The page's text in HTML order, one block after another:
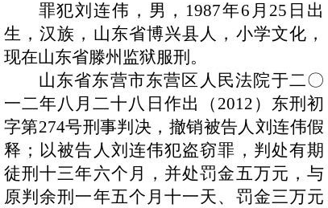
罪犯刘连伟，男， 1987年6 月 25 日出
生，汉族，山东省博兴县人，小学文化，
现在山东省滕州监狱服刑。
山东省东营市东营区人民法院于二〇
一二年八月二十八日作出（ 2012 ）东刑初
字第274号刑事判决，撤销被告人刘连伟假
释；以被告人刘连伟犯盗窃罪，判处有期
徒刑十三年六个月，并处罚金五万元，与
原判余刑一年五个月十一天、罚金三万元